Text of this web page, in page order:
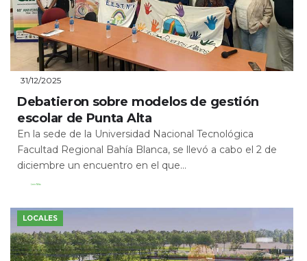
31/12/2025
Debatieron sobre modelos de gestión
escolar de Punta Alta
En la sede de la Universidad Nacional Tecnológica
Facultad Regional Bahía Blanca, se llevó a cabo el 2 de
diciembre un encuentro en el que...
Leer Más
LOCALES